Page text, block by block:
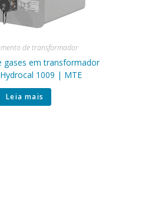
de transformador
gases em transformador
1009 | MTE
Leia mais